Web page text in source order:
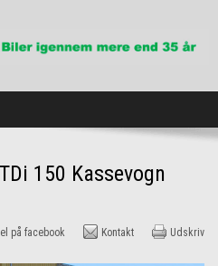
150 Kassevogn
på facebook Kontakt Udskriv